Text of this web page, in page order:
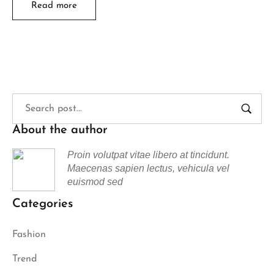
Read more
About the author
Proin volutpat vitae libero at tincidunt.
Maecenas sapien lectus, vehicula vel
euismod sed
Categories
Fashion
Trend